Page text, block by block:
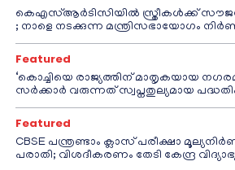
കെഎസ്ആർടിസിയിൽ സ്ത്രീകൾക്ക്
; നാളെ നടക്കുന്ന മന്ത്രിസഭായോഗം
Featured
‘കൊച്ചിയെ രാജ്യത്തിന് മാതൃകയായ
സർക്കാർ വരുന്നത് സ്വപ്നതുല്യമായ
Featured
CBSE പന്ത്രണ്ടാം ക്ലാസ് പരീക്ഷാ
പരാതി; വിശദീകരണം തേടി കേന്ദ്ര